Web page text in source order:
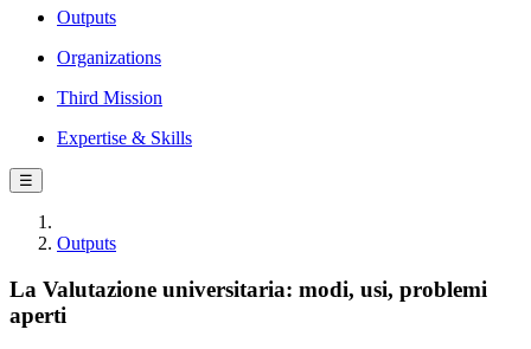
Outputs
Organizations
Third Mission
Expertise & Skills
☰
Outputs
La Valutazione universitaria: modi, usi, problemi
aperti